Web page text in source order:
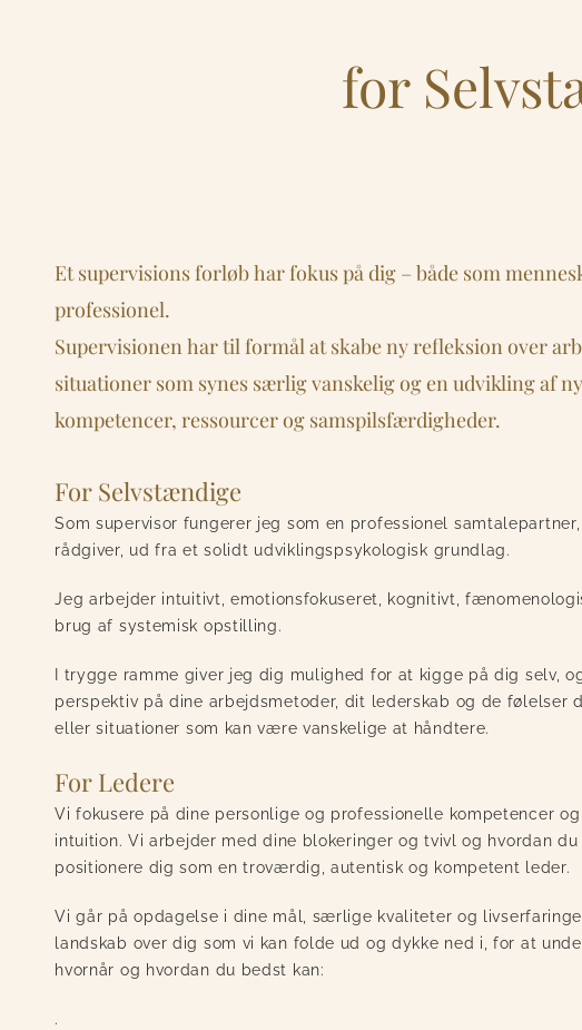
for
Et supervisions forløb har fokus på dig – både som
professionel.
Supervisionen har til formål at skabe ny refleksion over
situationer som synes særlig vanskelig og en udvikling af
kompetencer, ressourcer og samspilsfærdigheder.
For Selvstændige
Som supervisor fungerer jeg som en professionel
rådgiver, ud fra et solidt udviklingspsykologisk grundlag.
Jeg arbejder intuitivt, emotionsfokuseret, kognitivt,
brug af systemisk opstilling.
I trygge ramme giver jeg dig mulighed for at kigge på dig selv,
perspektiv på dine arbejdsmetoder, dit lederskab og de følelser
eller situationer som kan være vanskelige at håndtere.
For Ledere
Vi fokusere på dine personlige og professionelle kompetencer
intuition. Vi arbejder med dine blokeringer og tvivl og hvordan du
positionere dig som en troværdig, autentisk og kompetent leder.
Vi går på opdagelse i dine mål, særlige kvaliteter og
landskab over dig som vi kan folde ud og dykke ned i, for at
hvornår og hvordan du bedst kan:
.